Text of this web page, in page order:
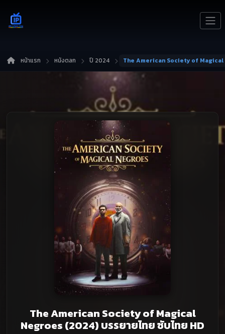
หน้าแรก หนังตลก ปี 2024
The American Society of Magical
Negroes (2024) บรรยายไทย ซับไทย HD